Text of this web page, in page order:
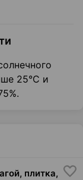
25°C и
плитка,